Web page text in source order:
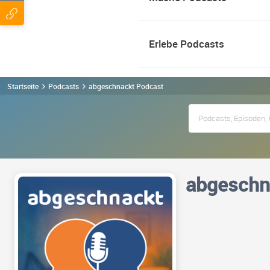
Erlebe Podcasts
Startseite Podcasts abgeschnackt Podcast